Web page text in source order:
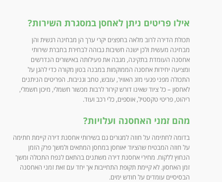
אילו פריטים ניתן לאחסן במסגרת השירות?
תכולת הדירה לרוב מלאה בחפצים יקרי ערך הן מבחינה רגשית והן
מבחינה מעשית ולכן ישנה חשיבות גבוהה לבחירת בחברת שירותי
אחסנה העומדת בתקינה, מגבה את פעילותה באישורים הנדרשים
ומציעה יחידות אחסנה הממוקמות במבנה בטון מקורה כדי להגן על
התכולה מפני פגעי מזג האוויר, עובש, טחב וגניבות. הפריטים הניתנים
לאחסון – כל ציוד שאינו דורש קירור לרבות מכשור חשמלי, מיכון חשמלי,
ריהוט, פריטי טקסטיל, אוספים, כלי רכב ועוד.
מהם זמני האחסנה ועלויות?
בדומה לחתימה על חוזה למגורים גם בשירותי אחסנת דירה קיימת חתימה
על חוזה המבטיח שהציוד יאוחסן במחסן המתאים ולמשך פרק הזמן
הנחוץ ללקוח. מחירי אחסנת דירה משתנים בהתאם לנפח התכולה ומשך
זמן האחסון. לא קיימת תקופת התחייבות אך יחד עם זאת זמני האחסנה
הבסיסיים עומדים על חודש ימים.